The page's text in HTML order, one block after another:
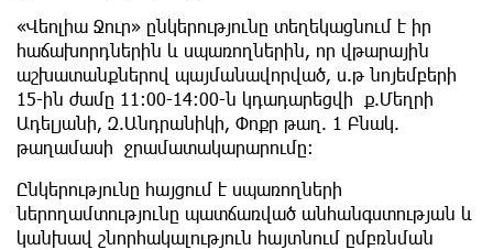
«Վեոլիա Ջուր» ընկերությունը տեղեկացնում է իր
հաճախորդներին և սպառողներին, որ վթարային
աշխատանքներով պայմանավորված, ս.թ նոյեմբերի
15-ին ժամը 11:00-14:00-ն կդադարեցվի ք.Մեղրի
Ադելյանի, Զ.Անդրանիկի, Փոքր թաղ. 1 Բնակ.
թաղամասի ջրամատակարարումը:
Ընկերությունը հայցում է սպառողների
ներողամտությունը պատճառված անհանգստության և
կանխավ շնորհակալություն հայտնում ըմբռնման